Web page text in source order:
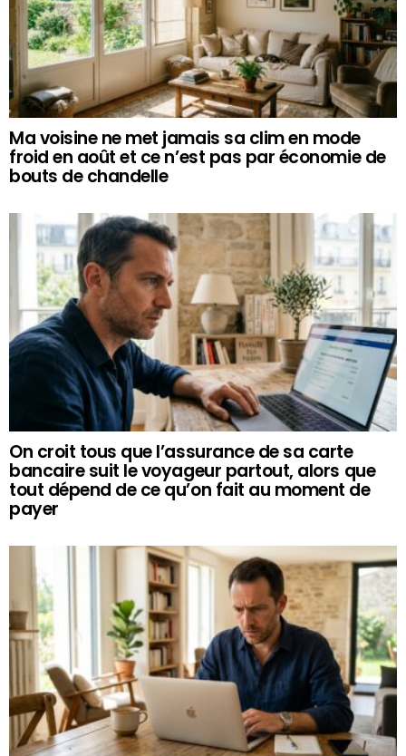
Ma voisine ne met jamais sa clim en mode
froid en août et ce n’est pas par économie de
bouts de chandelle
On croit tous que l’assurance de sa carte
bancaire suit le voyageur partout, alors que
tout dépend de ce qu’on fait au moment de
payer